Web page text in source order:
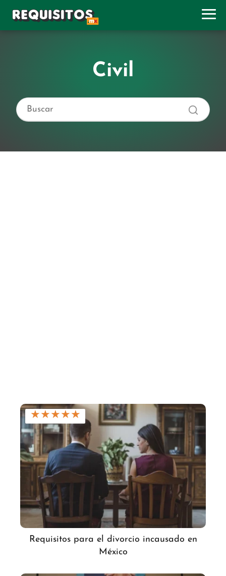
Civil
★★★★★
Requisitos para el divorcio incausado en
México